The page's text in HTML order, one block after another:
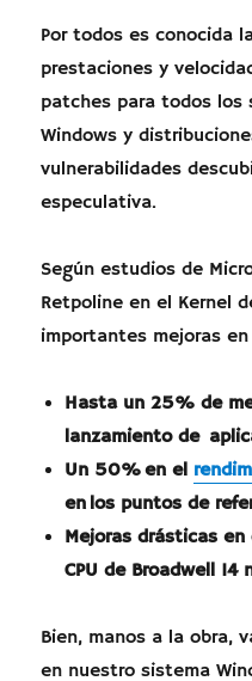
Por todos es conocida
prestaciones y
patches para todos los
Windows y
vulnerabilidades
especulativa.
Según estudios de
Retpoline en el Kernel
importantes mejoras
Hasta un 25% de
lanzamiento de
Un 50% en el
en los puntos de
Mejoras drásticas
CPU de Broadwell
Bien, manos a la obra,
en nuestro sistema